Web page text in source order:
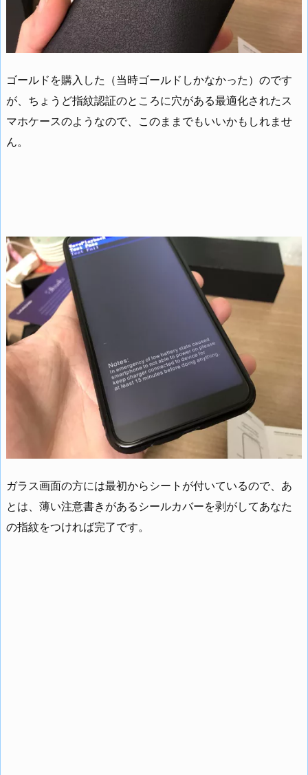
ゴールドを購入した（当時ゴールドしかなかった）のです
が、ちょうど指紋認証のところに穴がある最適化されたス
マホケースのようなので、このままでもいいかもしれませ
ん。
ガラス画面の方には最初からシートが付いているので、あ
とは、薄い注意書きがあるシールカバーを剥がしてあなた
の指紋をつければ完了です。